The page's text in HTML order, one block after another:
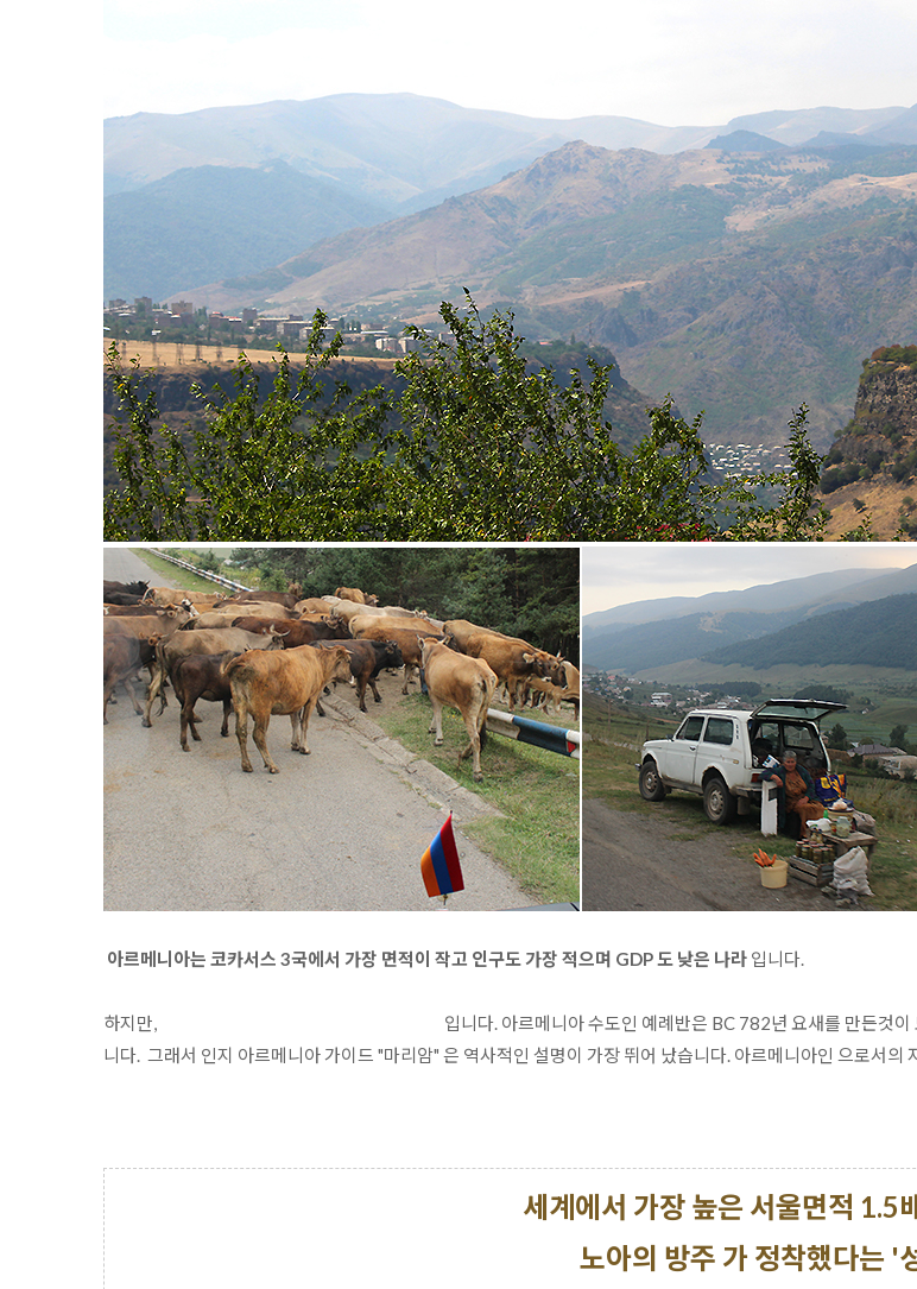
아르메니아는 코카서스 3국에서 가장 면적이 작고 인구도 가장 적으며 GDP 도 낮은 나라 입니다.
하지만, 입니다. 아르메니아 수도인 예례반은 BC 782년 요새를 만든것
니다.  그래서 인지 아르메니아 가이드 "마리암" 은 역사적인 설명이 가장 뛰어 났습니다. 아르메니아인 으로서의
세계에서 가장 높은 서울면적 1.5
노아의 방주 가 정착했다는 '